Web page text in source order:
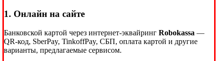
1. Онлайн на сайте
Банковской картой через интернет-эквайринг Robokassa —
QR-код, SberPay, TinkoffPay, СБП, оплата картой и другие
варианты, предлагаемые сервисом.